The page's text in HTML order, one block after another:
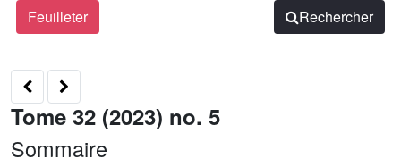
Feuilleter
Rechercher
Tome 32 (2023) no. 5
Sommaire